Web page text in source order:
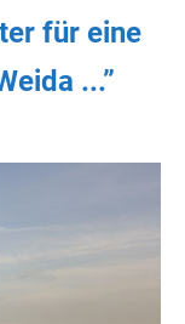
für eine
...”